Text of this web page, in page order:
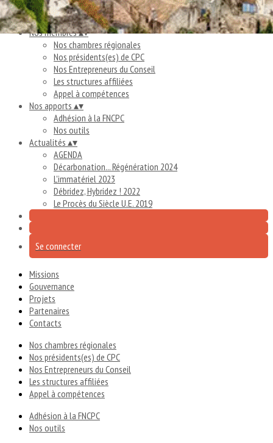
Partenaires
Contacts
Nos membres▴▾
Nos chambres régionales
Nos présidents(es) de CPC
Nos Entrepreneurs du Conseil
Les structures affiliées
Appel à compétences
Nos apports ▴▾
Adhésion à la FNCPC
Nos outils
Actualités ▴▾
AGENDA
Décarbonation... Régénération 2024
L'immatériel 2023
Débridez, Hybridez ! 2022
Le Procès du Siècle U.E. 2019
Se connecter
Missions
Gouvernance
Projets
Partenaires
Contacts
Nos chambres régionales
Nos présidents(es) de CPC
Nos Entrepreneurs du Conseil
Les structures affiliées
Appel à compétences
Adhésion à la FNCPC
Nos outils